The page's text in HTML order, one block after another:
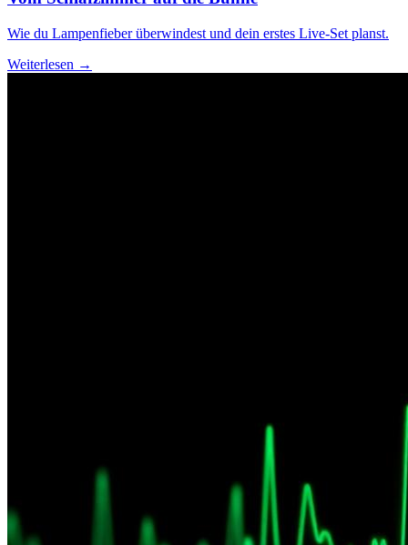
Wie du Lampenfieber überwindest und dein erstes Live-Set planst.
Weiterlesen →